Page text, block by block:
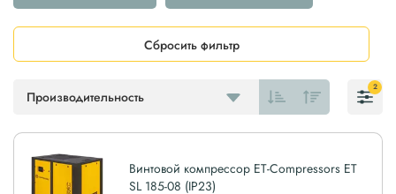
Производительность
Сбросить фильтр
2
Винтовой компрессор ET-Compressors ET
SL 185-08 (IP23)